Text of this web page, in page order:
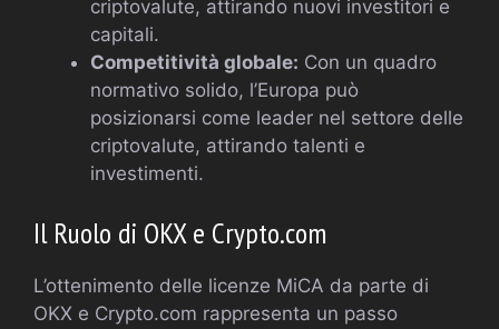
criptovalute, attirando nuovi investitori e
capitali.
Competitività globale: Con un quadro
normativo solido, l’Europa può
posizionarsi come leader nel settore delle
criptovalute, attirando talenti e
investimenti.
Il Ruolo di OKX e Crypto.com
L’ottenimento delle licenze MiCA da parte di
OKX e Crypto.com rappresenta un passo